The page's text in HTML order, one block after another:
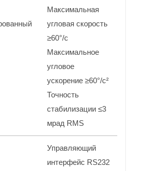
Максимальная
угловая скорость
≥60°/с
Максимальное
угловое
ускорение ≥60°/с²
Точность
стабилизации ≤3
мрад RMS
Управляющий
интерфейс RS232